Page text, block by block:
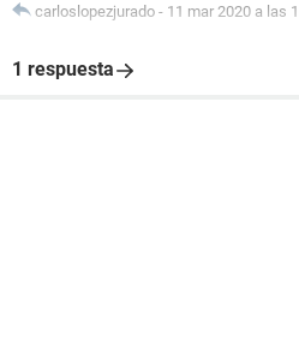
carloslopezjurado - 11 mar 2020 a las
1 respuesta